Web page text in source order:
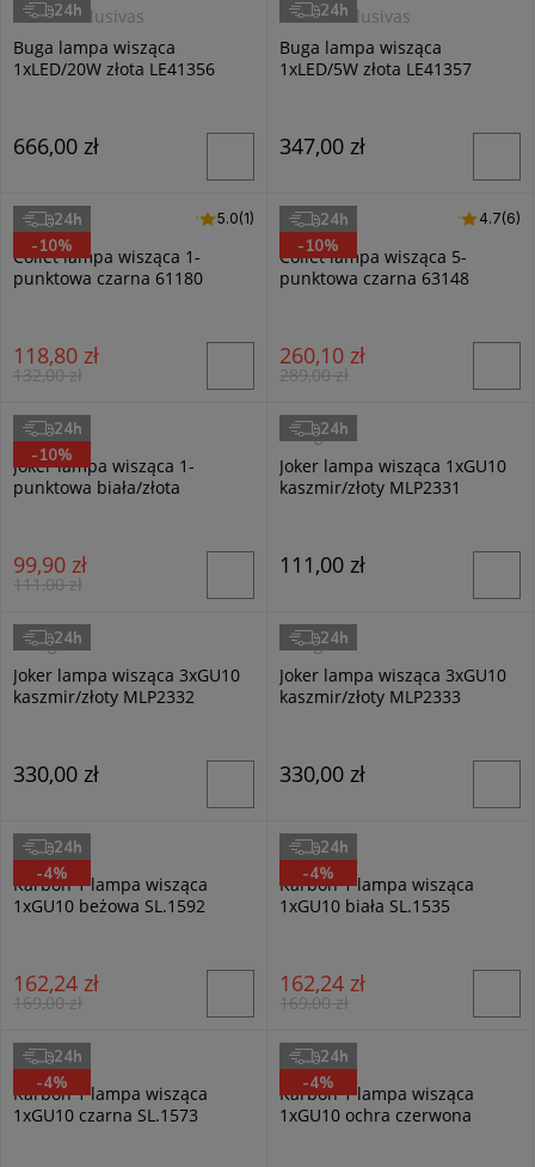
Luces Exclusivas
Buga lampa wisząca
1xLED/20W złota LE41356
666,00 zł
24h
Luces Exclusivas
Buga lampa wisząca
1xLED/5W złota LE41357
347,00 zł
24h
Alfa
Collet lampa wisząca 1-
punktowa czarna 61180
5.0 (1)
5.0(1)
118,80 zł
132,00 zł
24h
-10%
Alfa
Collet lampa wisząca 5-
punktowa czarna 63148
4.7 (6)
4.7(6)
260,10 zł
289,00 zł
24h
-10%
Milagro
Joker lampa wisząca 1-
punktowa biała/złota
99,90 zł
111,00 zł
24h
-10%
Milagro
Joker lampa wisząca 1xGU10
kaszmir/złoty MLP2331
111,00 zł
24h
Milagro
Joker lampa wisząca 3xGU10
kaszmir/złoty MLP2332
330,00 zł
24h
Milagro
Joker lampa wisząca 3xGU10
kaszmir/złoty MLP2333
330,00 zł
24h
Sollux
Karbon 1 lampa wisząca
1xGU10 beżowa SL.1592
162,24 zł
169,00 zł
24h
-4%
Sollux
Karbon 1 lampa wisząca
1xGU10 biała SL.1535
162,24 zł
169,00 zł
24h
-4%
Sollux
Karbon 1 lampa wisząca
1xGU10 czarna SL.1573
24h
-4%
Sollux
Karbon 1 lampa wisząca
1xGU10 ochra czerwona
24h
-4%